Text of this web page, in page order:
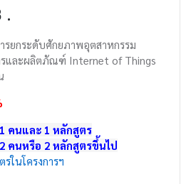
.
รยกระดับศักยภาพอุตสาหกรรม
ละผลิตภัณฑ์ Internet of Things
คนและ 1 หลักสูตร
คนหรือ 2 หลักสูตรขึ้นไป
ในโครงการฯ